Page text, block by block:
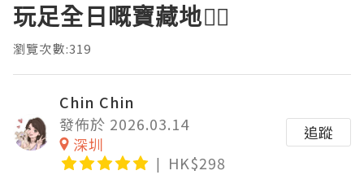
玩足全日嘅寶藏地🧜‍♀️
瀏覽次數:319
Chin Chin
發佈於 2026.03.14
深圳
HK$298
追蹤